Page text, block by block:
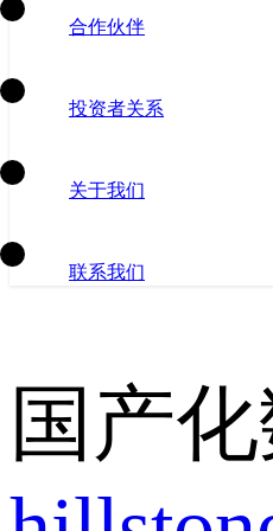
合作伙伴
投资者关系
关于我们
联系我们
国产